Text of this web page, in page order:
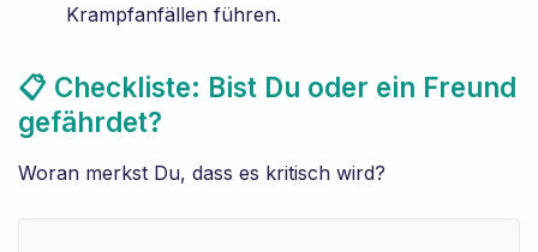
Krampfanfällen führen.
📋 Checkliste: Bist Du oder ein Freund
gefährdet?
Woran merkst Du, dass es kritisch wird?